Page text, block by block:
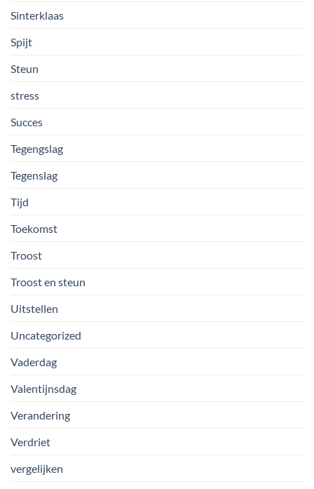
Sinterklaas
Spijt
Steun
stress
Succes
Tegengslag
Tegenslag
Tijd
Toekomst
Troost
Troost en steun
Uitstellen
Uncategorized
Vaderdag
Valentijnsdag
Verandering
Verdriet
vergelijken